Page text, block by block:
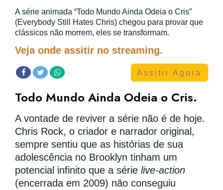
A série animada “Todo Mundo Ainda Odeia o Cris”
(Everybody Still Hates Chris) chegou para provar que
clássicos não morrem, eles se transformam.
Veja onde assitir no streaming.
Assitir Agora
Todo Mundo Ainda Odeia o Cris.
A vontade de reviver a série não é de hoje.
Chris Rock, o criador e narrador original,
sempre sentiu que as histórias de sua
adolescência no Brooklyn tinham um
potencial infinito que a série live-action
(encerrada em 2009) não conseguiu